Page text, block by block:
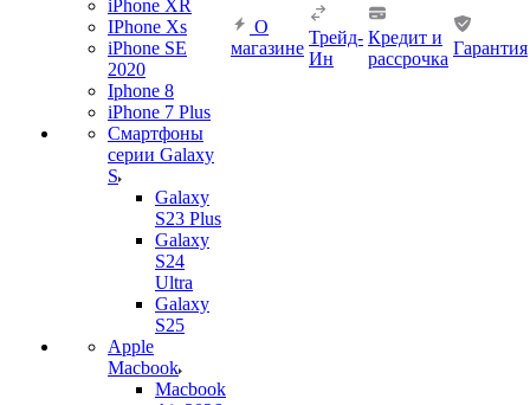
iPhone XR
IPhone Xs
iPhone SE
2020
Iphone 8
iPhone 7 Plus
Смартфоны
серии Galaxy
S
Galaxy
S23 Plus
Galaxy
S24
Ultra
Galaxy
S25
Apple
Macbook
Macbook
О
магазине
Трейд-
Ин
Кредит и
рассрочка
Гарантия